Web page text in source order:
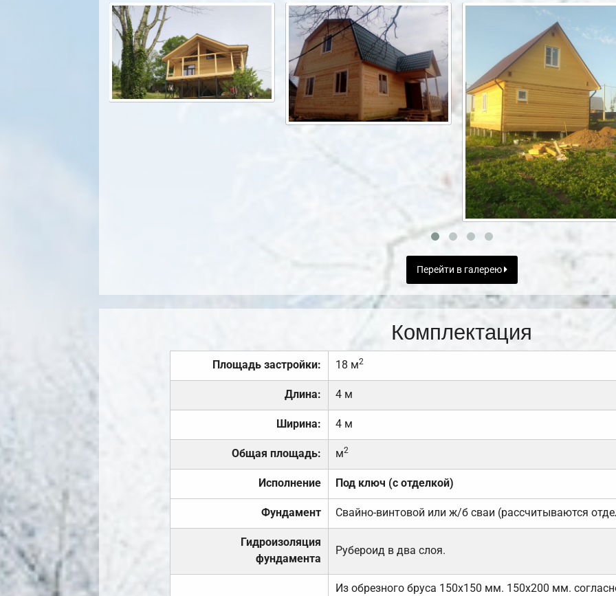
Перейти в галерею
Комплектация
Площадь застройки: 18 м2
Длина: 4 м
Ширина: 4 м
Общая площадь: м2
Исполнение Под ключ (с отделкой)
Фундамент Свайно-винтовой или ж/б сваи (рассчитываются
Гидроизоляция
фундамента
Рубероид в два слоя.
Из обрезного бруса 150х150 мм. 150х200 мм.